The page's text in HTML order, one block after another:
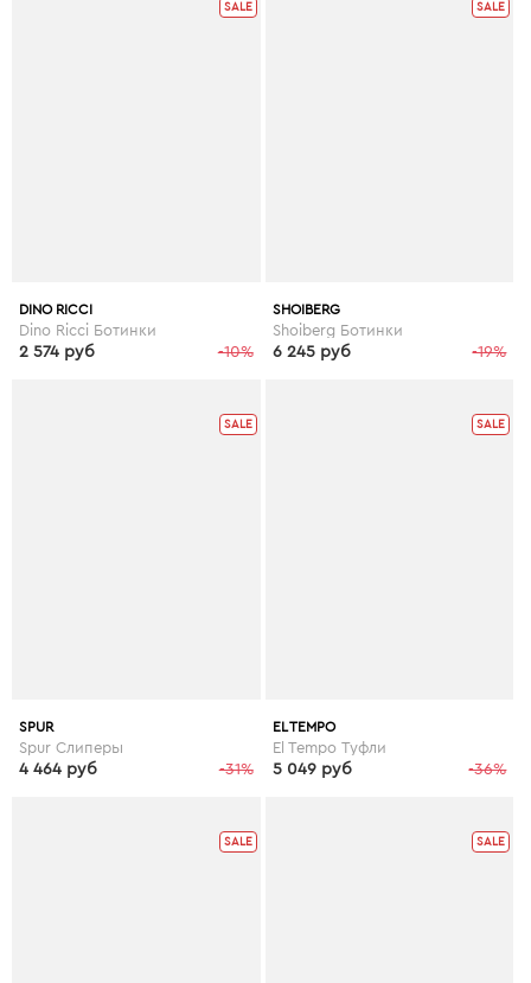
SALE
DINO RICCI
Dino Ricci Ботинки
-10%
2 574 руб
SALE
SHOIBERG
Shoiberg Ботинки
-19%
6 245 руб
SALE
SPUR
Spur Слиперы
-31%
4 464 руб
SALE
EL TEMPO
El Tempo Туфли
-36%
5 049 руб
SALE SALE